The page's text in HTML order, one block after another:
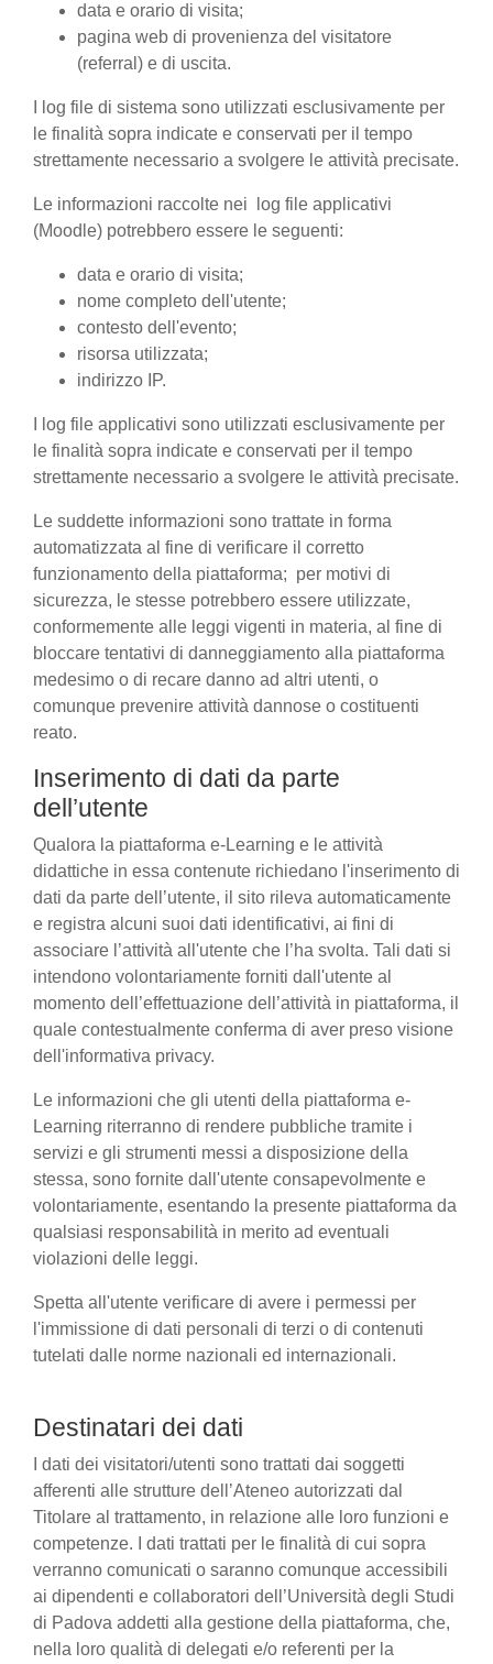
data e orario di visita;
pagina web di provenienza del visitatore
(referral) e di uscita.
I log file di sistema sono utilizzati esclusivamente per
le finalità sopra indicate e conservati per il tempo
strettamente necessario a svolgere le attività precisate.
Le informazioni raccolte nei log file applicativi
(Moodle) potrebbero essere le seguenti:
data e orario di visita;
nome completo dell'utente;
contesto dell'evento;
risorsa utilizzata;
indirizzo IP.
I log file applicativi sono utilizzati esclusivamente per
le finalità sopra indicate e conservati per il tempo
strettamente necessario a svolgere le attività precisate.
Le suddette informazioni sono trattate in forma
automatizzata al fine di verificare il corretto
funzionamento della piattaforma; per motivi di
sicurezza, le stesse potrebbero essere utilizzate,
conformemente alle leggi vigenti in materia, al fine di
bloccare tentativi di danneggiamento alla piattaforma
medesimo o di recare danno ad altri utenti, o
comunque prevenire attività dannose o costituenti
reato.
Inserimento di dati da parte
dell’utente
Qualora la piattaforma e-Learning e le attività
didattiche in essa contenute richiedano l'inserimento di
dati da parte dell’utente, il sito rileva automaticamente
e registra alcuni suoi dati identificativi, ai fini di
associare l’attività all'utente che l’ha svolta. Tali dati si
intendono volontariamente forniti dall'utente al
momento dell’effettuazione dell’attività in piattaforma, il
quale contestualmente conferma di aver preso visione
dell'informativa privacy.
Le informazioni che gli utenti della piattaforma e-
Learning riterranno di rendere pubbliche tramite i
servizi e gli strumenti messi a disposizione della
stessa, sono fornite dall'utente consapevolmente e
volontariamente, esentando la presente piattaforma da
qualsiasi responsabilità in merito ad eventuali
violazioni delle leggi.
Spetta all'utente verificare di avere i permessi per
l'immissione di dati personali di terzi o di contenuti
tutelati dalle norme nazionali ed internazionali.
Destinatari dei dati
I dati dei visitatori/utenti sono trattati dai soggetti
afferenti alle strutture dell’Ateneo autorizzati dal
Titolare al trattamento, in relazione alle loro funzioni e
competenze. I dati trattati per le finalità di cui sopra
verranno comunicati o saranno comunque accessibili
ai dipendenti e collaboratori dell’Università degli Studi
di Padova addetti alla gestione della piattaforma, che,
nella loro qualità di delegati e/o referenti per la